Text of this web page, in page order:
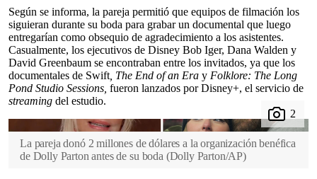
Según se informa, la pareja permitió que equipos de filmación los
siguieran durante su boda para grabar un documental que luego
entregarían como obsequio de agradecimiento a los asistentes.
Casualmente, los ejecutivos de Disney Bob Iger, Dana Walden y
David Greenbaum se encontraban entre los invitados, ya que los
documentales de Swift , The End of an Era y Folklore: The Long
Pond Studio Sessions, fueron lanzados por Disney+, el servicio de
streaming del estudio.
La pareja donó 2 millones de dólares a la organización benéfica
de Dolly Parton antes de su boda (Dolly Parton/AP)